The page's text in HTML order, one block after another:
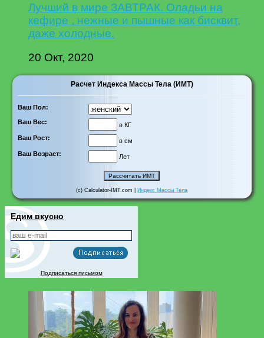
Лучший в мире ЗАВТРАК. Оладьи на
кефире , нежные и пышные как бисквит,
даже холодные.
20 Окт, 2020
Расчет Индекса Массы Тела (ИМТ)
Ваш Пол:
Ваш Вес:
в КГ
Ваш Рост:
в см
Ваш Возраст:
Лет
(c) Calculator-IMT.com | Индекс Массы Тела
Едим вкусно
Подписаться письмом